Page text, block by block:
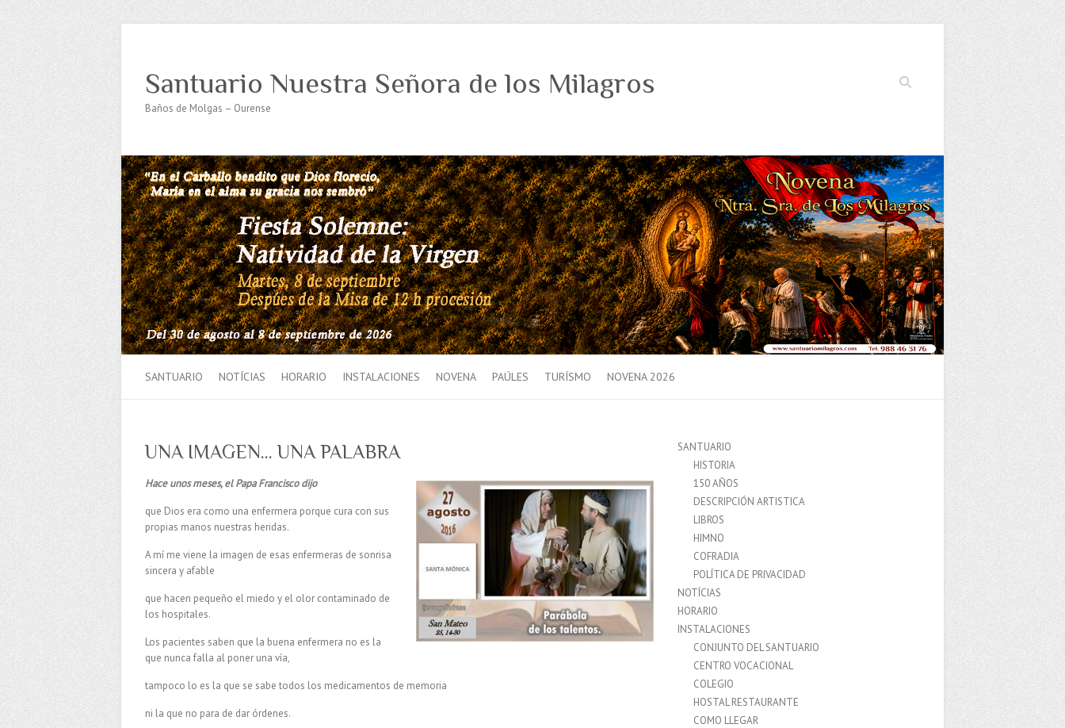
Buscar
Santuario Nuestra Señora de los Milagros
Baños de Molgas – Ourense
SANTUARIO NOTÍCIAS HORARIO INSTALACIONES NOVENA PAÚLES TURÍSMO NOVENA 2026
UNA IMAGEN… UNA PALABRA
Hace unos meses, el Papa Francisco dijo
que Dios era como una enfermera porque cura con sus
propias manos nuestras heridas.
A mí me viene la imagen de esas enfermeras de sonrisa
sincera y afable
que hacen pequeño el miedo y el olor contaminado de
los hospitales.
Los pacientes saben que la buena enfermera no es la
que nunca falla al poner una vía,
tampoco lo es la que se sabe todos los medicamentos de memoria
ni la que no para de dar órdenes.
SANTUARIO
HISTORIA
150 AÑOS
DESCRIPCIÓN ARTISTICA
LIBROS
HIMNO
COFRADIA
POLÍTICA DE PRIVACIDAD
NOTÍCIAS
HORARIO
INSTALACIONES
CONJUNTO DEL SANTUARIO
CENTRO VOCACIONAL
COLEGIO
HOSTAL RESTAURANTE
COMO LLEGAR